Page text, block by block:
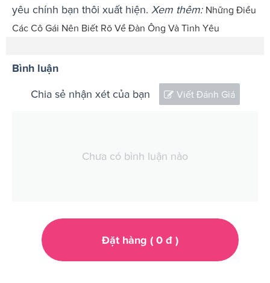
yêu chính bạn thôi xuất hiện. Xem thêm: Những Điều
Các Cô Gái Nên Biết Rõ Về Đàn Ông Và Tình Yêu
Bình luận
Chia sẻ nhận xét của bạn Viết Đánh Giá
Chưa có bình luận nào
Đặt hàng ( 0đ )